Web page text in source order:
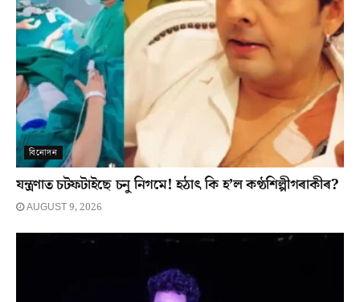
বিনোদন
যন্ত্ৰণাত চটফটাইছে চনু নিগমে! হঠাৎ কি হ’ল কণ্ঠশিল্পীগৰাকীৰ?
AUGUST 9, 2026